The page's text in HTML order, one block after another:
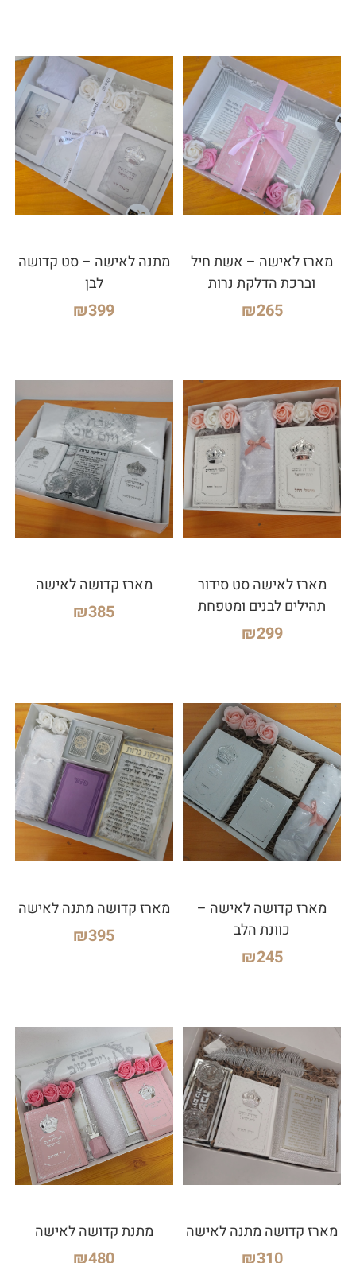
מארז לאישה – אשת חיל
וברכת הדלקת נרות
₪265
מתנה לאישה – סט קדושה
לבן
₪399
מארז לאישה סט סידור
תהילים לבנים ומטפחת
₪299
מארז קדושה לאישה
₪385
מארז קדושה לאישה –
כוונת הלב
₪245
מארז קדושה מתנה לאישה
₪395
מארז קדושה מתנה לאישה מתנת קדושה לאישה